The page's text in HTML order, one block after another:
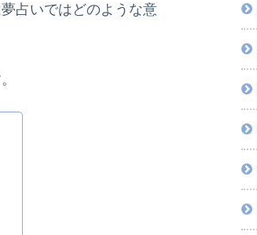
占いではどのような意